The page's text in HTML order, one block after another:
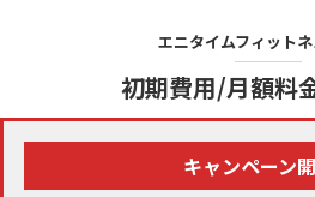
エニタイムフィット
初期費用/月額料
キャンペーン